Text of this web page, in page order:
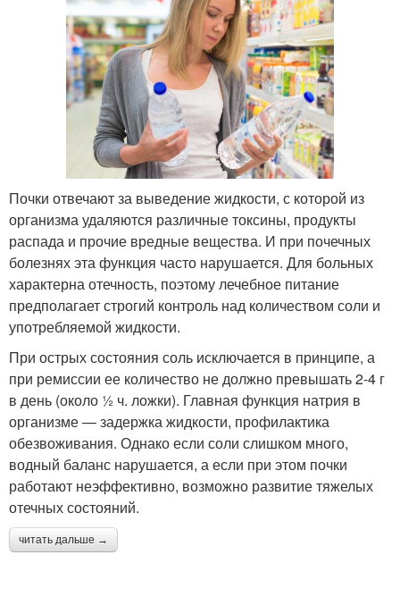
Почки отвечают за выведение жидкости, с которой из
организма удаляются различные токсины, продукты
распада и прочие вредные вещества. И при почечных
болезнях эта функция часто нарушается. Для больных
характерна отечность, поэтому лечебное питание
предполагает строгий контроль над количеством соли и
употребляемой жидкости.
При острых состояния соль исключается в принципе, а
при ремиссии ее количество не должно превышать 2-4 г
в день (около ½ ч. ложки). Главная функция натрия в
организме — задержка жидкости, профилактика
обезвоживания. Однако если соли слишком много,
водный баланс нарушается, а если при этом почки
работают неэффективно, возможно развитие тяжелых
отечных состояний.
читать дальше →